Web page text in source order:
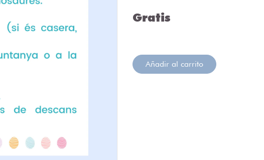
Gratis
Añadir al carrito